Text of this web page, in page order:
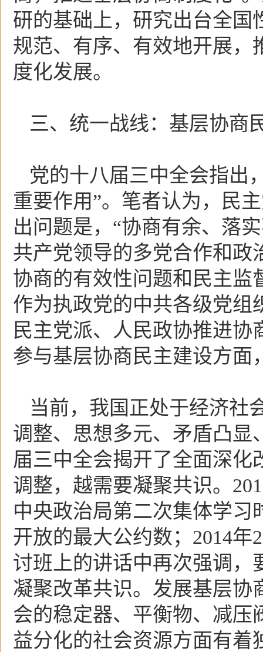
研的基础上，研究出台全国
规范、有序、有效地开展，
度化发展。
三、统一战线：基层协商
党的十八届三中全会指出
重要作用”。笔者认为，民
出问题是，“协商有余、落
共产党领导的多党合作和政
协商的有效性问题和民主监
作为执政党的中共各级党组
民主党派、人民政协推进
参与基层协商民主建设方面
当前，我国正处于经济社
调整、思想多元、矛盾凸显
届三中全会揭开了全面深化
调整，越需要凝聚共识。
中央政治局第二次集体学
开放的最大公约数；2014
讨班上的讲话中再次强调，
凝聚改革共识。发展基层协
会的稳定器、平衡物、减压
益分化的社会资源方面有着